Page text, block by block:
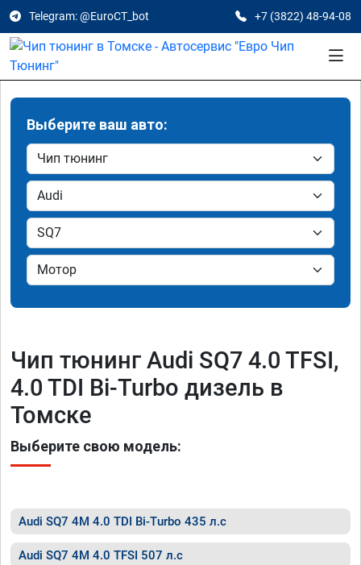
Telegram: @EuroCT_bot +7 (3822) 48-94-08
Выберите ваш авто:
Чип тюнинг Audi SQ7 4.0 TFSI,
4.0 TDI Bi-Turbo дизель в
Томске
Выберите свою модель:
Audi SQ7 4M 4.0 TDI Bi-Turbo 435 л.с
Audi SQ7 4M 4.0 TFSI 507 л.с